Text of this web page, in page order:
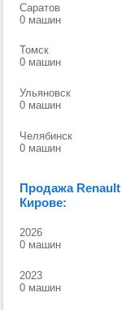
Саратов
0 машин
Томск
0 машин
Ульяновск
0 машин
Челябинск
0 машин
Продажа
Кирове:
2026
0 машин
2023
0 машин